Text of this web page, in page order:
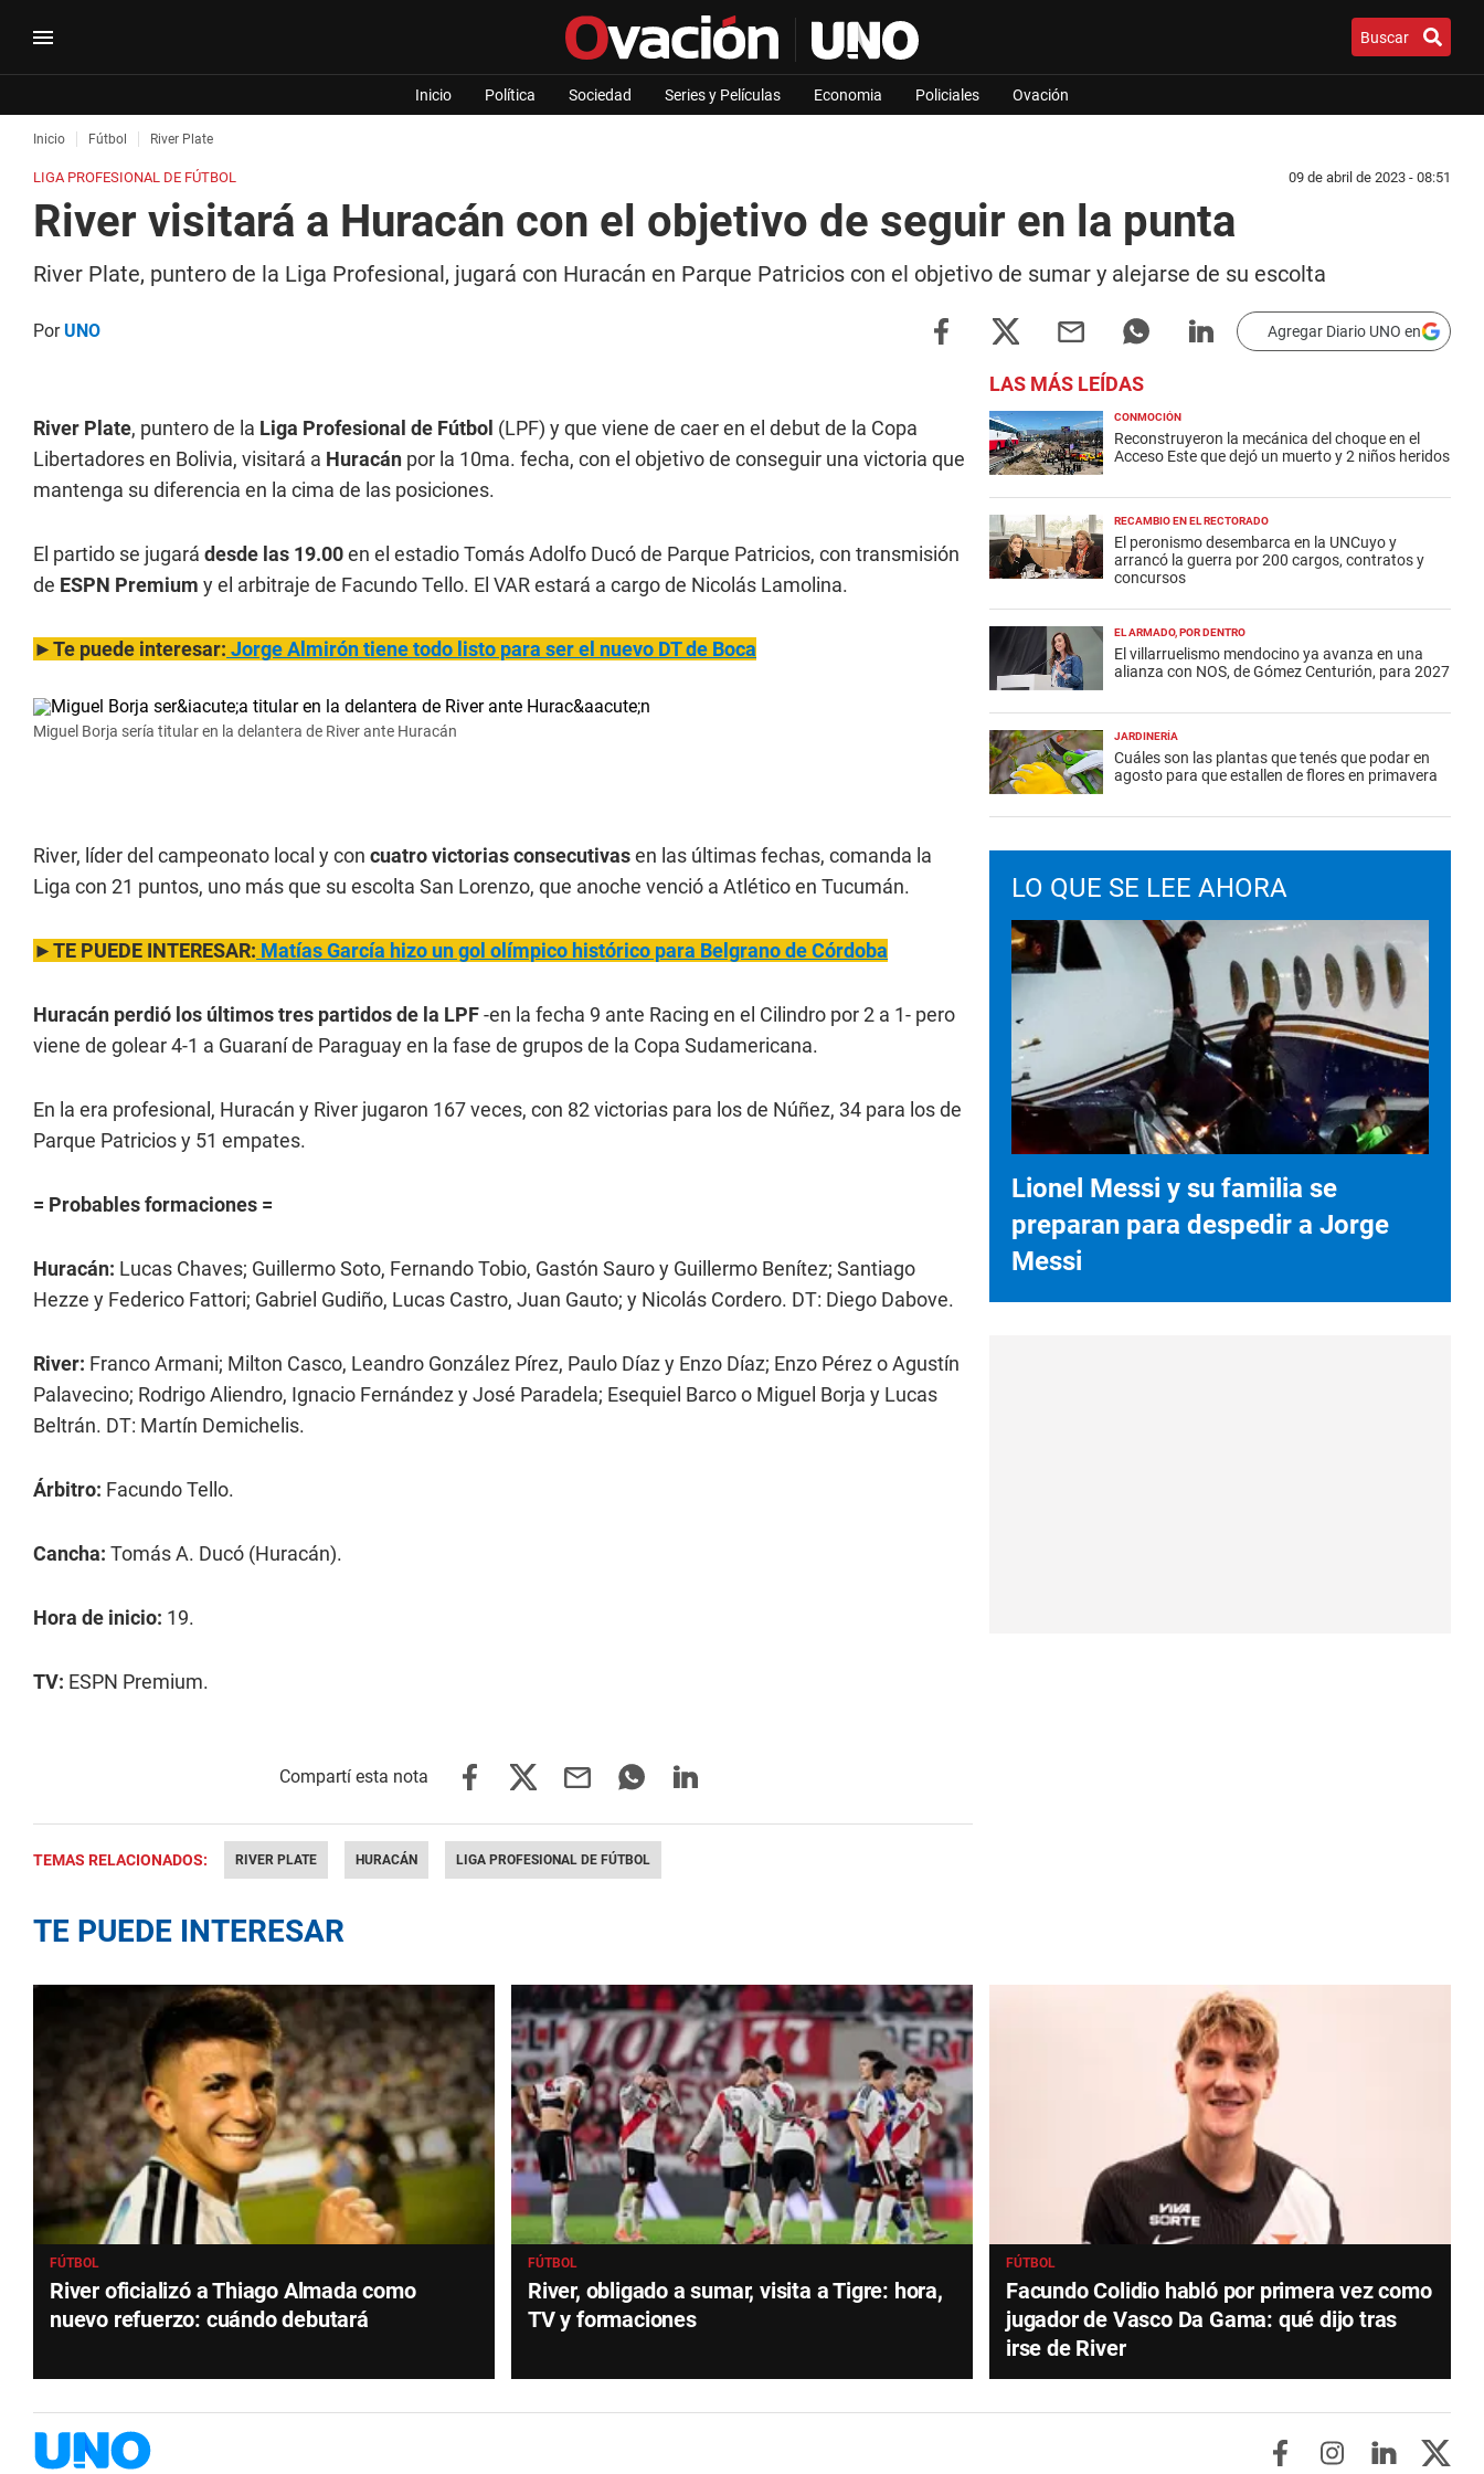
Buscar
Inicio Política Sociedad Series y Películas Economia Policiales Ovación
Inicio Fútbol River Plate
LIGA PROFESIONAL DE FÚTBOL 09 de abril de 2023 - 08:51
River visitará a Huracán con el objetivo de seguir en la punta
River Plate, puntero de la Liga Profesional, jugará con Huracán en Parque Patricios con el objetivo de sumar y alejarse de su escolta
PorUNO Agregar Diario UNO en
River Plate, puntero de la Liga Profesional de Fútbol (LPF) y que viene de caer en el debut de la Copa
Libertadores en Bolivia, visitará a Huracán por la 10ma. fecha, con el objetivo de conseguir una victoria que
mantenga su diferencia en la cima de las posiciones.
El partido se jugará desde las 19.00en el estadio Tomás Adolfo Ducó de Parque Patricios, con transmisión
de ESPN Premium y el arbitraje de Facundo Tello. El VAR estará a cargo de Nicolás Lamolina.
►Te puede interesar: Jorge Almirón tiene todo listo para ser el nuevo DT de Boca
Miguel Borja sería titular en la delantera de River ante Huracán
River, líder del campeonato local y con cuatro victorias consecutivasen las últimas fechas, comanda la
Liga con 21 puntos, uno más que su escolta San Lorenzo, que anoche venció a Atlético en Tucumán.
►TE PUEDE INTERESAR: Matías García hizo un gol olímpico histórico para Belgrano de Córdoba
Huracán perdió los últimos tres partidos de la LPF-en la fecha 9 ante Racing en el Cilindro por 2 a 1- pero
viene de golear 4-1 a Guaraní de Paraguay en la fase de grupos de la Copa Sudamericana.
En la era profesional, Huracán y River jugaron 167 veces, con 82 victorias para los de Núñez, 34 para los de
Parque Patricios y 51 empates.
= Probables formaciones =
Huracán: Lucas Chaves; Guillermo Soto, Fernando Tobio, Gastón Sauro y Guillermo Benítez; Santiago
Hezze y Federico Fattori; Gabriel Gudiño, Lucas Castro, Juan Gauto; y Nicolás Cordero. DT: Diego Dabove.
River: Franco Armani; Milton Casco, Leandro González Pírez, Paulo Díaz y Enzo Díaz; Enzo Pérez o Agustín
Palavecino; Rodrigo Aliendro, Ignacio Fernández y José Paradela; Esequiel Barco o Miguel Borja y Lucas
Beltrán. DT: Martín Demichelis.
Árbitro: Facundo Tello.
Cancha: Tomás A. Ducó (Huracán).
Hora de inicio: 19.
TV: ESPN Premium.
TEMAS RELACIONADOS: RIVER PLATE HURACÁN LIGA PROFESIONAL DE FÚTBOL
LAS MÁS LEÍDAS
CONMOCIÓN
Reconstruyeron la mecánica del choque en el
Acceso Este que dejó un muerto y 2 niños heridos
RECAMBIO EN EL RECTORADO
El peronismo desembarca en la UNCuyo y
arrancó la guerra por 200 cargos, contratos y
concursos
EL ARMADO, POR DENTRO
El villarruelismo mendocino ya avanza en una
alianza con NOS, de Gómez Centurión, para 2027
JARDINERÍA
Cuáles son las plantas que tenés que podar en
agosto para que estallen de flores en primavera
LO QUE SE LEE AHORA
Lionel Messi y su familia se
preparan para despedir a Jorge
Messi
TE PUEDE INTERESAR
FÚTBOL
River oficializó a Thiago Almada como
nuevo refuerzo: cuándo debutará
FÚTBOL
River, obligado a sumar, visita a Tigre: hora,
TV y formaciones
FÚTBOL
Facundo Colidio habló por primera vez como
jugador de Vasco Da Gama: qué dijo tras
irse de River